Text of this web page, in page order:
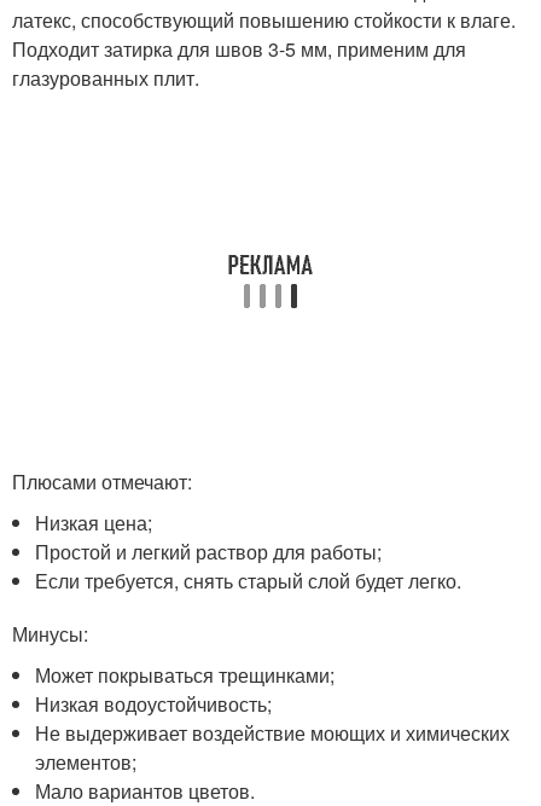
латекс, способствующий повышению стойкости к влаге.
Подходит затирка для швов 3-5 мм, применим для
глазурованных плит.
Плюсами отмечают:
Низкая цена;
Простой и легкий раствор для работы;
Если требуется, снять старый слой будет легко.
Минусы:
Может покрываться трещинками;
Низкая водоустойчивость;
Не выдерживает воздействие моющих и химических
элементов;
Мало вариантов цветов.